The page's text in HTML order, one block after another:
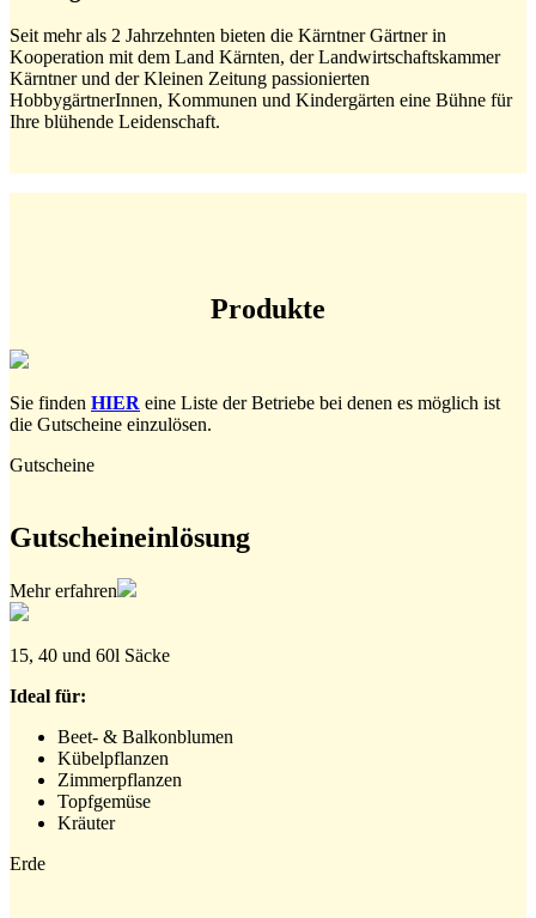
Seit mehr als 2 Jahrzehnten bieten die Kärntner Gärtner in
Kooperation mit dem Land Kärnten, der Landwirtschaftskammer
Kärntner und der Kleinen Zeitung passionierten
HobbygärtnerInnen, Kommunen und Kindergärten eine Bühne für
Ihre blühende Leidenschaft.
Produkte
Sie finden HIER eine Liste der Betriebe bei denen es möglich ist
die Gutscheine einzulösen.
Gutscheine
Gutscheineinlösung
Mehr erfahren
15, 40 und 60l Säcke
Ideal für:
Beet- & Balkonblumen
Kübelpflanzen
Zimmerpflanzen
Topfgemüse
Kräuter
Erde